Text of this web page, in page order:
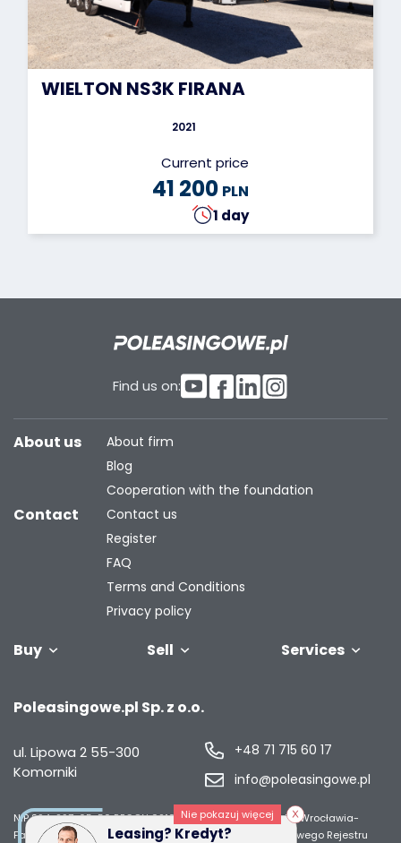
WIELTON NS3K FIRANA
2021
Current price
41 200 PLN
1 day
Nie pokazuj więcej
Leasing? Kredyt?
Find us on:
Buy Sell
your fleet
Services
About us
About firm
Blog
Cooperation with the foundation
Contact
Contact us
Register
FAQ
Terms and Conditions
Privacy policy
Poleasingowe.pl Sp. z o.o.
ul. Lipowa 2 55-300
Komorniki
+48 71 715 60 17
info@poleasingowe.pl
NIP 894-297-65-50REGON 021014968Sąd Rejonowy dla Wrocławia-
Fabrycznej we Wrocławiu, IX Wydział Gospodarczy Krajowego Rejestru